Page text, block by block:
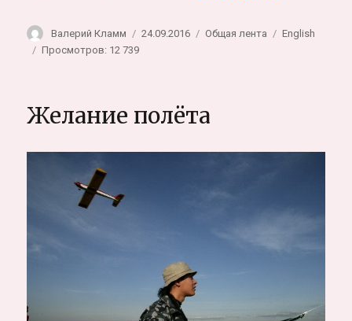
Автор
Валерий Кламм Опубликовано
24.09.2016 Рубрики
Общая лента Метки
English
Просмотров: 12 739
Желание полёта